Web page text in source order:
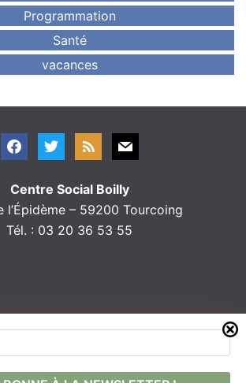
Programmation
Santé
vacances
Centre Social Boilly
l’Épidème – 59200 Tourcoing
Tél. : 03 20 36 53 55